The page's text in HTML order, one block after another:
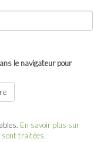
le navigateur pour
En savoir plus sur
sont traitées.